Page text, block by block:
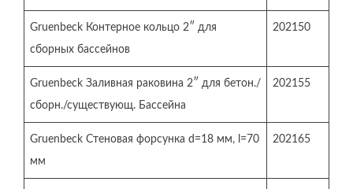
Gruenbeck Контерное кольцо 2″ для
сборных бассейнов
202150
Gruenbeck Заливная раковина 2″ для бетон./
сборн./существующ. Бассейна
202155
Gruenbeck Стеновая форсунка d=18 мм, l=70
мм
202165